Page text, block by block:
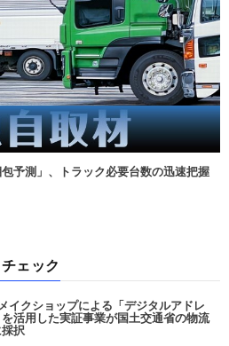
予測」、トラック必要台数の迅速把握
ェック
イクショップによる「デジタルアドレ
活用した実証事業が国土交通省の物流
択